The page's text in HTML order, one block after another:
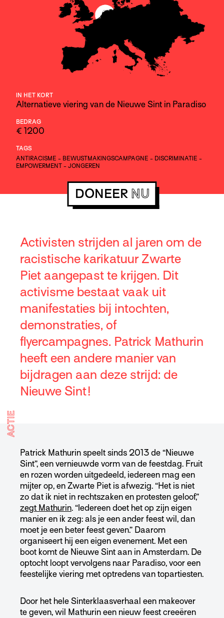
IN HET KORT
Alternatieve viering van de Nieuwe Sint in Paradiso
BEDRAG
€ 1200
TAGS
ANTIRACISME - BEWUSTMAKINGSCAMPAGNE - DISCRIMINATIE -
EMPOWERMENT - JONGEREN
DONEER NU
Activisten strijden al jaren om de
racistische karikatuur Zwarte
Piet aangepast te krijgen. Dit
activisme bestaat vaak uit
manifestaties bij intochten,
demonstraties, of
flyercampagnes. Patrick Mathurin
heeft een andere manier van
bijdragen aan deze strijd: de
Nieuwe Sint!
ACTIE
Patrick Mathurin speelt sinds 2013 de “Nieuwe
Sint”, een vernieuwde vorm van de feestdag. Fruit
en rozen worden uitgedeeld, iedereen mag een
mijter op, en Zwarte Piet is afwezig. “Het is niet
zo dat ik niet in rechtszaken en protesten geloof,”
zegt Mathurin. “Iedereen doet het op zijn eigen
manier en ik zeg: als je een ander feest wil, dan
moet je een beter feest geven.” Daarom
organiseert hij een eigen evenement. Met een
boot komt de Nieuwe Sint aan in Amsterdam. De
optocht loopt vervolgens naar Paradiso, voor een
feestelijke viering met optredens van topartiesten.
Door het hele Sinterklaasverhaal een makeover
te geven, wil Mathurin een nieuw feest creeëren